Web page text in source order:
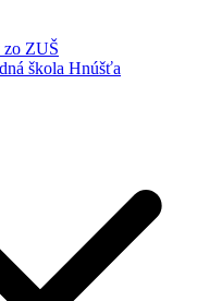
ZUŠ
škola Hnúšťa